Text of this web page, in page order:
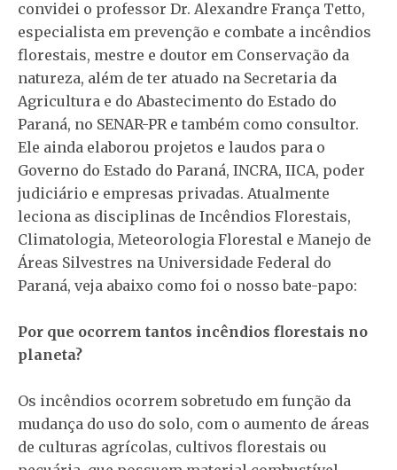
convidei o professor Dr. Alexandre França Tetto,
especialista em prevenção e combate a incêndios
florestais, mestre e doutor em Conservação da
natureza, além de ter atuado na Secretaria da
Agricultura e do Abastecimento do Estado do
Paraná, no SENAR-PR e também como consultor.
Ele ainda elaborou projetos e laudos para o
Governo do Estado do Paraná, INCRA, IICA, poder
judiciário e empresas privadas. Atualmente
leciona as disciplinas de Incêndios Florestais,
Climatologia, Meteorologia Florestal e Manejo de
Áreas Silvestres na Universidade Federal do
Paraná, veja abaixo como foi o nosso bate-papo:
Por que ocorrem tantos incêndios florestais no
planeta?
Os incêndios ocorrem sobretudo em função da
mudança do uso do solo, com o aumento de áreas
de culturas agrícolas, cultivos florestais ou